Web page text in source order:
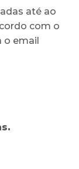
até ao
com o
o email